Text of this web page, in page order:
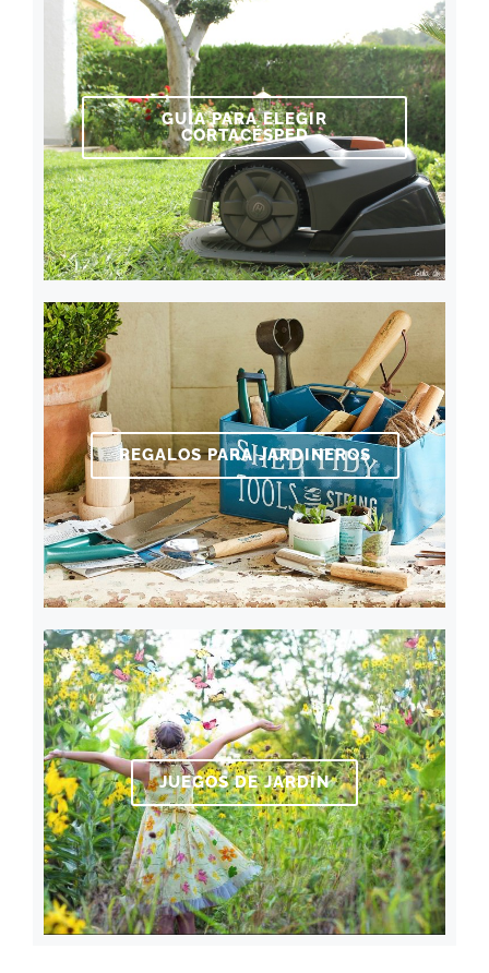
GUÍA PARA ELEGIR
CORTACÉSPED
REGALOS PARA JARDINEROS
JUEGOS DE JARDÍN